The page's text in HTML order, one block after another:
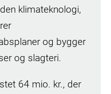
klimateknologi,
og bygger
og slagteri.
64 mio. kr., der